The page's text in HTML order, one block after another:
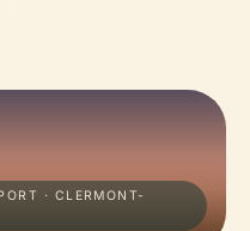
· CLERMONT-